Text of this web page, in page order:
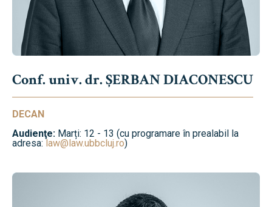
Conf. univ. dr. ȘERBAN DIACONESCU
DECAN
Audienţe: Marți: 12 - 13 (cu programare în prealabil la
adresa:law@law.ubbcluj.ro)